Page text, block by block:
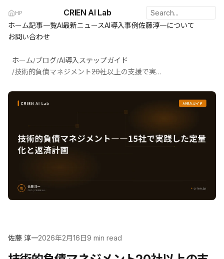
HP CRIEN AI Lab
ホーム記事一覧AI最新ニュースAI導入事例佐藤淳一について
お問い合わせ
ホーム/ブログ/AI導入ステップガイド
/ 技術的負債マネジメント――20社以上の支援で実践した定量化と返済計画
佐藤 淳一2026年2月16日9 min read